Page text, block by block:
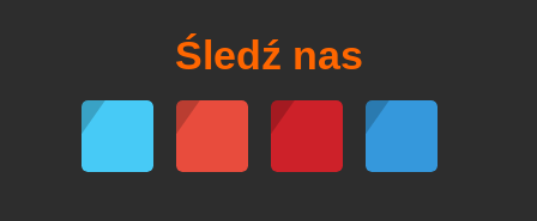
E-mail :info@alteravita.eu
Śledź nas